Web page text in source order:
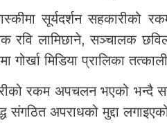
सूर्यदर्शन सहकारीको
रवि लामिछाने, सञ्चालक
गोर्खा मिडिया प्रालिका
रकम अपचलन भएको भन्दै
संगठित अपराधको मुद्दा